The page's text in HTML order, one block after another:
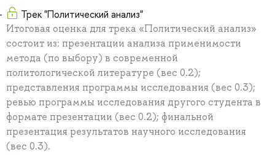
Трек "Политический анализ"
Итоговая оценка для трека «Политический анализ»
состоит из: презентации анализа применимости
метода (по выбору) в современной
политологической литературе (вес 0.2);
представления программы исследования (вес 0.3);
ревью программы исследования другого студента в
формате презентации (вес 0.2); финальной
презентация результатов научного исследования
(вес 0.3).